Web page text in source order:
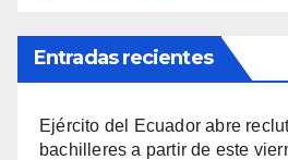
Entradas recientes
Ejército del Ecuador abre
bachilleres a partir de este